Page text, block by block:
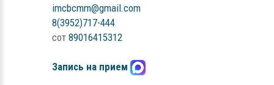
imcbcmm@gmail.com
8(3952)717-444
сот 89016415312
Запись на прием